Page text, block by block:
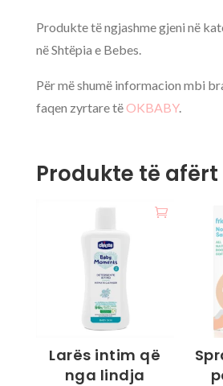
Produkte të ngjashme gjeni në
në Shtëpia e Bebes.
Për më shumë informacion mbi
faqen zyrtare tëOKBABY.
Produkte të afërt
Larës intim që
nga lindja